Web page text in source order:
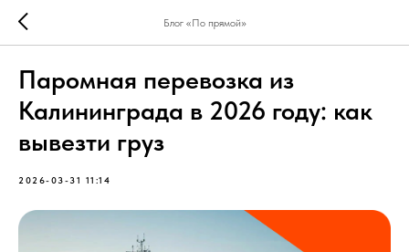
Блог «По прямой»
Паромная перевозка из
Калининграда в 2026 году: как
вывезти груз
2026-03-31 11:14